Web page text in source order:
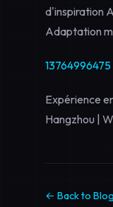
d'inspiration
Adaptation
13764996475
Expérience
Hangzhou |
← Back to Blog